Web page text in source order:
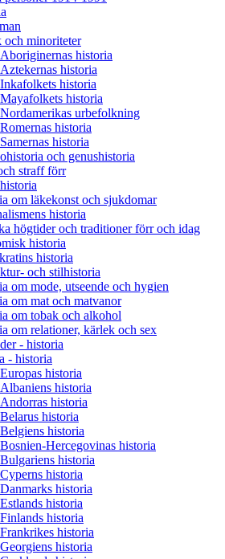
minoriteter
Aboriginernas historia
Aztekernas historia
Inkafolkets historia
Mayafolkets historia
Nordamerikas urbefolkning
Romernas historia
Samernas historia
och genushistoria
straff förr
om läkekonst och sjukdomar
historia
högtider och traditioner förr och idag
historia
historia
och stilhistoria
om mode, utseende och hygien
om mat och matvanor
om tobak och alkohol
om relationer, kärlek och sex
- historia
- historia
Europas historia
Albaniens historia
Andorras historia
Belarus historia
Belgiens historia
Bosnien-Hercegovinas historia
Bulgariens historia
Cyperns historia
Danmarks historia
Estlands historia
Finlands historia
Frankrikes historia
Georgiens historia